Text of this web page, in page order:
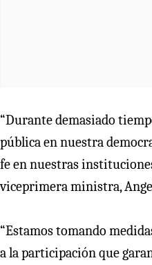
“Durante demasiado
pública en nuestra
fe en nuestras
viceprimera ministra,
“Estamos tomando
a la participación que